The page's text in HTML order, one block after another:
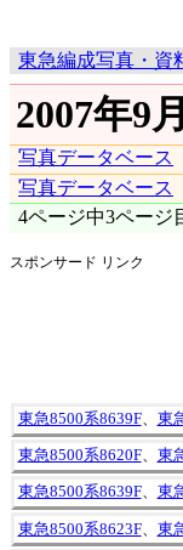
東急編成写真・資
2007年9
写真データベース
写真データベース
4ページ中3ページ
スポンサード リンク
東急8500系8639F、 東
東急8500系8620F、 東
東急8500系8639F、 東
東急8500系8623F、 東